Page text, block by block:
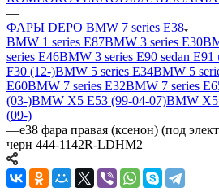
—
ФАРЫ DEPO BMW 7 series E38
BMW 1 series E87BMW 3 series E30
series E46BMW 3 series E90 sedan E91
F30 (12-)BMW 5 series E34BMW 5
E60BMW 7 series E32BMW 7 series
(03-)BMW X5 E53 (99-04-07)BMW X5
(09-)
—e38 фара правая (ксенон) (под
черн 444-1142R-LDHM2